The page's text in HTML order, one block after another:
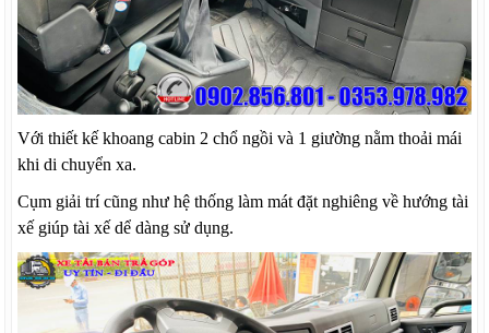
Với thiết kế khoang cabin 2 chổ ngồi và 1 giường nằm thoải mái
khi di chuyển xa.
Cụm giải trí cũng như hệ thống làm mát đặt nghiêng về hướng tài
xế giúp tài xế dể dàng sử dụng.